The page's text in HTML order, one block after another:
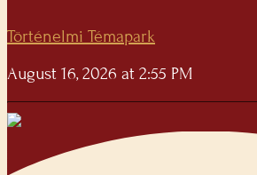
Történelmi Témapark
August 16, 2026 at 2:55 PM